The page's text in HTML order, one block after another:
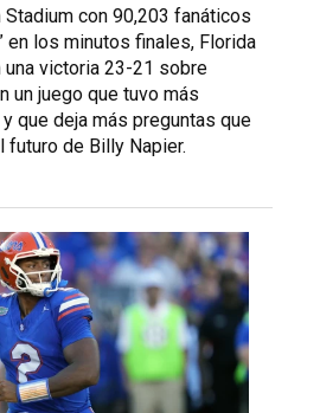
Stadium con 90,203 fanáticos
en los minutos finales, Florida
victoria 23-21 sobre
un juego que tuvo más
que deja más preguntas que
de Billy Napier.